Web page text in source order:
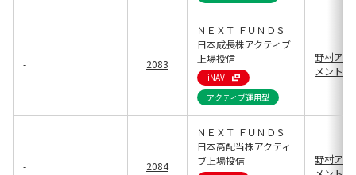
- 2083
ＮＥＸＴ ＦＵＮＤＳ
日本成長株アクティブ
上場投信
iNAV
アクティブ運用型
野村ア
メント
- 2084
ＮＥＸＴ ＦＵＮＤＳ
日本高配当株アクティ
ブ上場投信
野村ア